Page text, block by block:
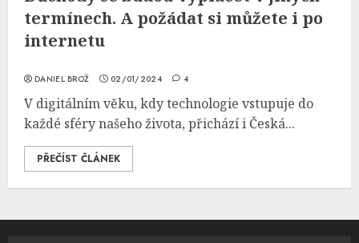
termínech. A požádat si můžete i po
internetu
DANIEL BROŽ 02/01/2024 4
V digitálním věku, kdy technologie vstupuje do
každé sféry našeho života, přichází i Česká...
PŘEČÍST ČLÁNEK